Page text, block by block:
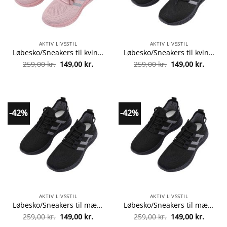
AKTIV LIVSSTIL
Løbesko/Sneakers til kvinder, åndbare og med optimal støddæmpning – pink –
259,00kr. Den
oprindelige
149,00 kr.Den
aktuelle
AKTIV LIVSSTIL
Løbesko/Sneakers til kvinder, åndbare og med optimal støddæmpning – sort –
259,00kr. Den
oprindelige
149,00 kr.Den
-42%
AKTIV LIVSSTIL
Løbesko/Sneakers til mænd, åndbare og stødabsorberende – sort –
259,00kr. Den
oprindelige
149,00 kr.Den
aktuelle
-42%
AKTIV LIVSSTIL
Løbesko/Sneakers til mænd, åndbare og stødabsorberende – sort –
259,00kr. Den
oprindelige
149,00 kr.Den